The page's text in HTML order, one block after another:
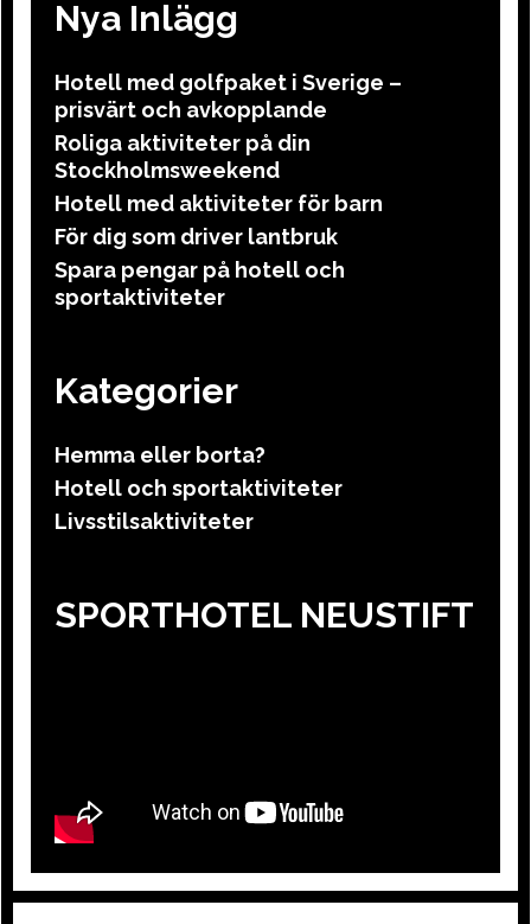
Nya Inlägg
Hotell med golfpaket i Sverige –
prisvärt och avkopplande
Roliga aktiviteter på din
Stockholmsweekend
Hotell med aktiviteter för barn
För dig som driver lantbruk
Spara pengar på hotell och
sportaktiviteter
Kategorier
Hemma eller borta?
Hotell och sportaktiviteter
Livsstilsaktiviteter
SPORTHOTEL NEUSTIFT